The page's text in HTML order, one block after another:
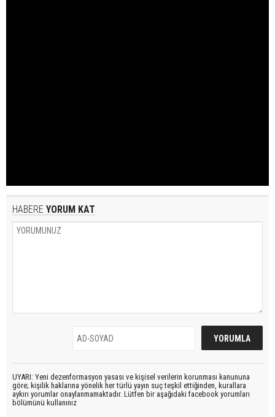
HABERE YORUM KAT
UYARI: Yeni dezenformasyon yasası ve kişisel verilerin korunması kanununa
göre; kişilik haklarına yönelik her türlü yayın suç teşkil ettiğinden, kurallara
aykırı yorumlar onaylanmamaktadır. Lütfen bir aşağıdaki facebook yorumları
bölümünü kullanınız